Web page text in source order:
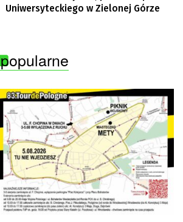
Uniwersyteckiego w Zielonej Górze
popularne